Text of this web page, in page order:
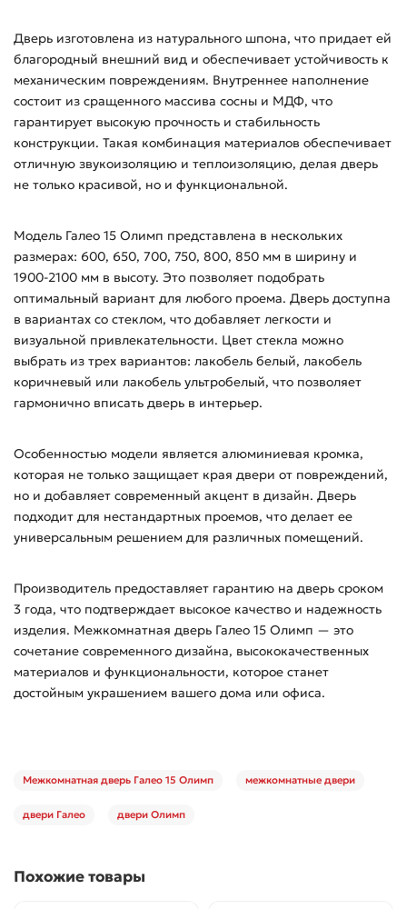
Дверь изготовлена из натурального шпона, что придает ей
благородный внешний вид и обеспечивает устойчивость к
механическим повреждениям. Внутреннее наполнение
состоит из сращенного массива сосны и МДФ, что
гарантирует высокую прочность и стабильность
конструкции. Такая комбинация материалов обеспечивает
отличную звукоизоляцию и теплоизоляцию, делая дверь
не только красивой, но и функциональной.
Модель Галео 15 Олимп представлена в нескольких
размерах: 600, 650, 700, 750, 800, 850 мм в ширину и
1900-2100 мм в высоту. Это позволяет подобрать
оптимальный вариант для любого проема. Дверь доступна
в вариантах со стеклом, что добавляет легкости и
визуальной привлекательности. Цвет стекла можно
выбрать из трех вариантов: лакобель белый, лакобель
коричневый или лакобель ультробелый, что позволяет
гармонично вписать дверь в интерьер.
Особенностью модели является алюминиевая кромка,
которая не только защищает края двери от повреждений,
но и добавляет современный акцент в дизайн. Дверь
подходит для нестандартных проемов, что делает ее
универсальным решением для различных помещений.
Производитель предоставляет гарантию на дверь сроком
3 года, что подтверждает высокое качество и надежность
изделия. Межкомнатная дверь Галео 15 Олимп — это
сочетание современного дизайна, высококачественных
материалов и функциональности, которое станет
достойным украшением вашего дома или офиса.
Межкомнатная дверь Галео 15 Олимп межкомнатные двери
двери Галео двери Олимп
Похожие товары